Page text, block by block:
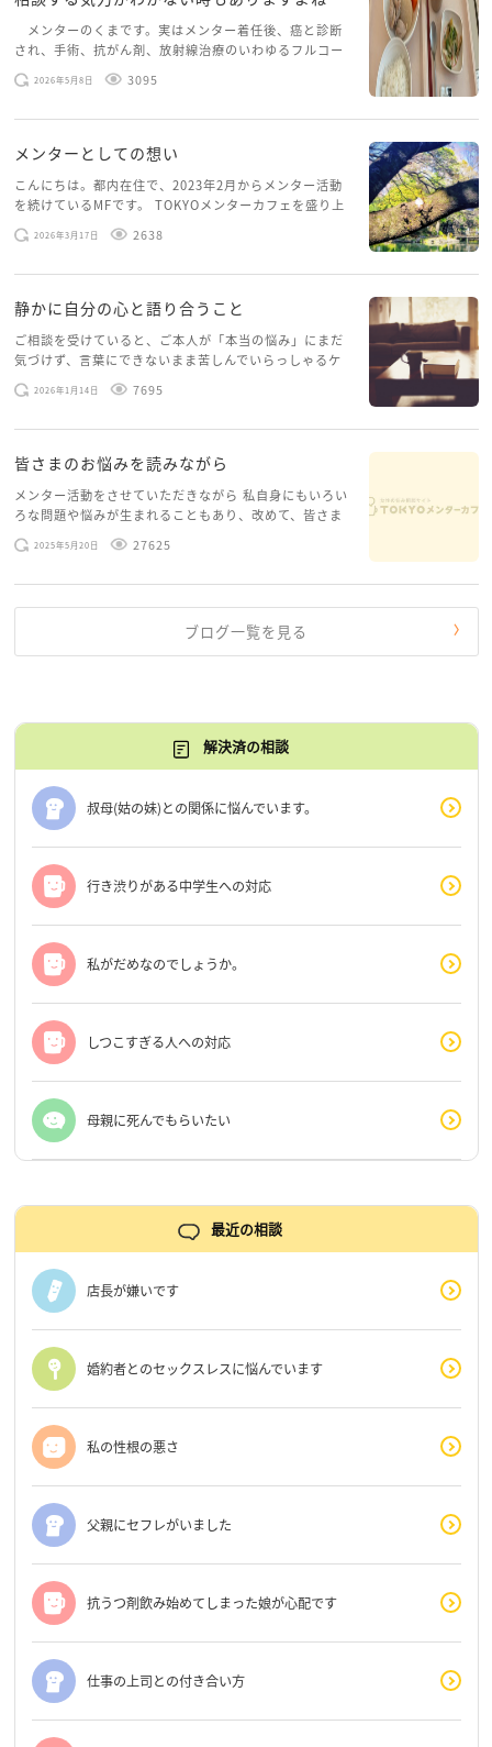
今はどうしても「学校のことが全部」に見えてしまう
けれど、大人になると世界はもっと広くて、いろんな
だから、今のつらさだけで自分を責めないようにして
くださいね
これから先、しーさんが安心できる場所や人にきっと
出会えるはずです
応援しています
メンターのくまです。実はメンター着任後、癌と診断
され、手術、抗がん剤、放射線治療のいわゆるフルコー
スを体験していて、しばらくメンターカフェに来られて
いませんでした。体力だけでなく、気力も落ちパソコン
2026年5月8日 3095
メンターとしての想い
こんにちは。都内在住で、2023年2月からメンター活動
を続けているMFです。 TOKYOメンターカフェを盛り上
げたいという想いから、勇気を出して初めてブログを投
稿してみようと思います。少し自分のことを書いてみま
2026年3月17日 2638
静かに自分の心と語り合うこと
ご相談を受けていると、ご本人が「本当の悩み」にまだ
気づけず、言葉にできないまま苦しんでいらっしゃるケ
ースがありますお悩みというのは、心の深いところ（深
層心理）に触れることで、まったく違う角度から解決の
2026年1月14日 7695
皆さまのお悩みを読みながら
メンター活動をさせていただきながら 私自身にもいろい
ろな問題や悩みが生まれることもあり、改めて、皆さま
のお悩みを読みながら 「みんな、もがいてる。わたし
だけじゃないんだな」と、逆に励まされるような日々で
2025年5月20日 27625
ブログ一覧を見る
解決済の相談
叔母(姑の妹)との関係に悩んでいます。
行き渋りがある中学生への対応
私がだめなのでしょうか。
しつこすぎる人への対応
母親に死んでもらいたい
最近の相談
店長が嫌いです
婚約者とのセックスレスに悩んでいます
私の性根の悪さ
父親にセフレがいました
抗うつ剤飲み始めてしまった娘が心配です
仕事の上司との付き合い方